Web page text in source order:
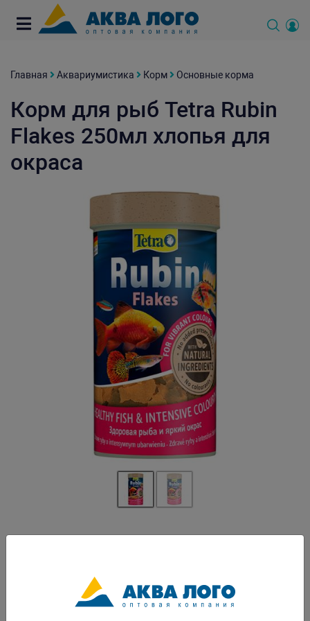
Главная Аквариумистика Корм Основные корма
Корм для рыб Tetra Rubin
Flakes 250мл хлопья для
окраса
натуральное сырьё без использования гормональных элементов
-придает яркость естественной окраске рыб -результат кормления